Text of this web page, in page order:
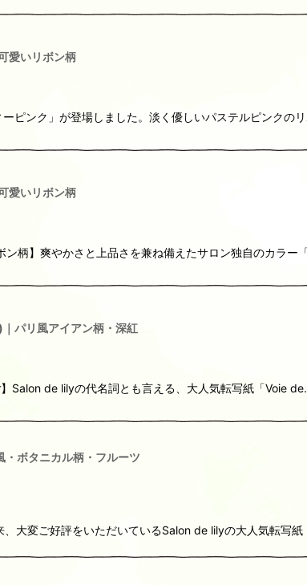
愛いリボン柄
ピンク」が登場しました。淡く優しいパステルピンクの
愛いリボン柄
ン柄】爽やかさと上品さを兼ね備えたサロン独自のカラー
パリ風アイアン柄・深紅
Salon de lilyの代名詞とも言える、大人気転写紙「Voie
ボタニカル柄・フルーツ
大変ご好評をいただいているSalon de lilyの大人気転写